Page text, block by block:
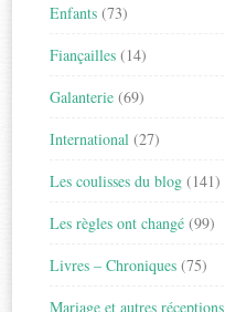
Enfants (73)
Fiançailles (14)
Galanterie (69)
International (27)
Les coulisses du blog (141)
Les règles ont changé (99)
Livres – Chroniques (75)
Mariage et autres réceptions